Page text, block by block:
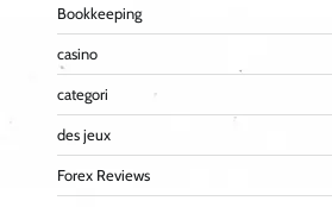
Bookkeeping
casino
categori
des jeux
Forex Reviews